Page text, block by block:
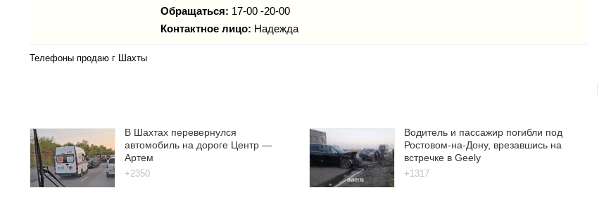
Обращаться: 17-00 -20-00
Контактное лицо: Надежда
Телефоны продаю г Шахты
В Шахтах перевернулся
автомобиль на дороге Центр —
Артем
+2350
Водитель и пассажир погибли под
Ростовом-на-Дону, врезавшись на
встречке в Geely
+1317